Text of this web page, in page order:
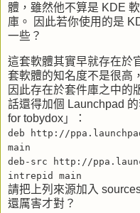
體，雖然他不算是 KDE
庫。 因此若你使用的是
一些？
這套軟體其實早就存在於
套軟體的知名度不是很高
因此存在於套件庫之中的
話還得加個 Launchpad
for tobydox 」：
deb http://
main
deb-src http://
intrepid main
請把上列來源加入
還厲害才對？